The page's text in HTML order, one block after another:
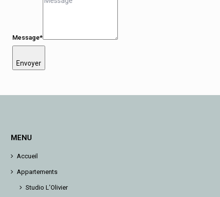
Message*
Envoyer
MENU
Accueil
Appartements
Studio L’Olivier